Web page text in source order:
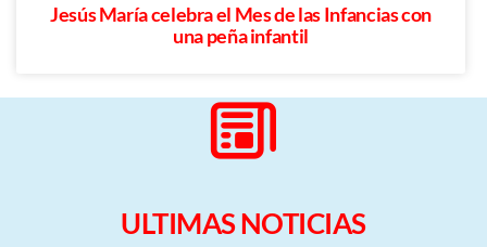
Jesús María celebra el Mes de las Infancias con
una peña infantil
ULTIMAS NOTICIAS